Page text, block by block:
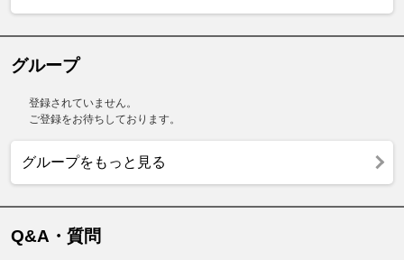
グループ
登録されていません。
ご登録をお待ちしております。
グループをもっと見る
Q&A・質問